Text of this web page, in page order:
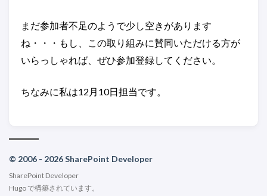
まだ参加者不足のようで少し空きがあります
ね・・・もし、この取り組みに賛同いただける方が
いらっしゃれば、ぜひ参加登録してください。
ちなみに私は12月10日担当です。
© 2006 - 2026 SharePoint Developer
SharePoint Developer
Hugoで構築されています。